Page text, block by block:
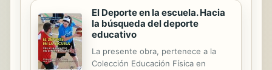
El Deporte en la escuela. Hacia
la búsqueda del deporte
educativo
La presente obra, pertenece a la
Colección Educación Física en